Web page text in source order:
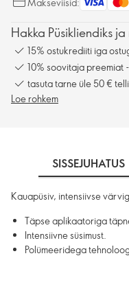
Hakka Püsikliendiks
15% ostukrediiti iga
10% soovitaja preemiat
tasuta tarne üle 50 €
Loe rohkem
SISSEJUHATUS
Kauapüsiv, intensiivse
Täpse aplikaatoriga
Intensiivne süsimust.
Polümeeridega